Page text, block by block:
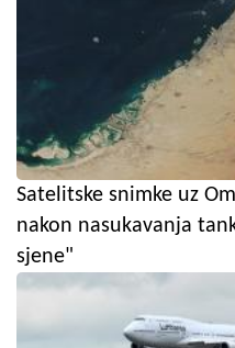
Satelitske snimke uz
nakon nasukavanja
sjene"